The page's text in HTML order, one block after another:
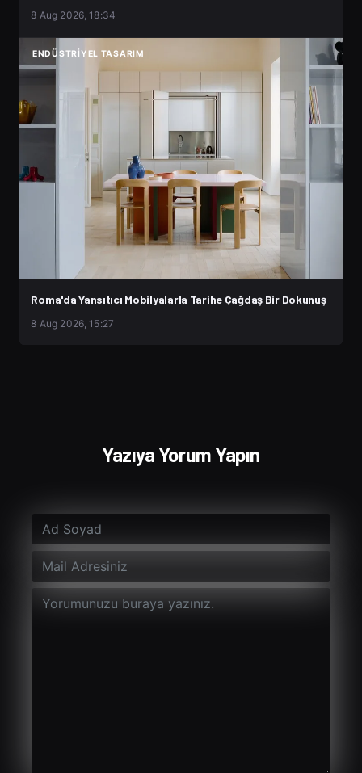
8 Aug 2026, 18:34
ENDÜSTRIYEL TASARIM
Roma'da Yansıtıcı Mobilyalarla Tarihe Çağdaş Bir Dokunuş
8 Aug 2026, 15:27
Yazıya Yorum Yapın